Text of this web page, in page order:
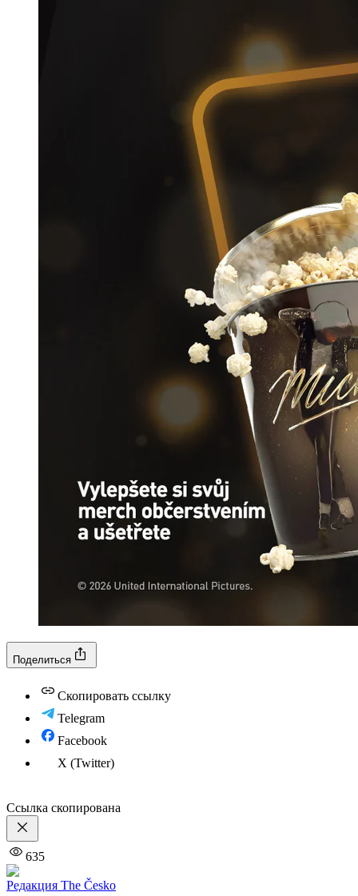
Поделиться
Скопировать ссылку
Telegram
Facebook
X (Twitter)
Ссылка скопирована
635
Редакция The Česko